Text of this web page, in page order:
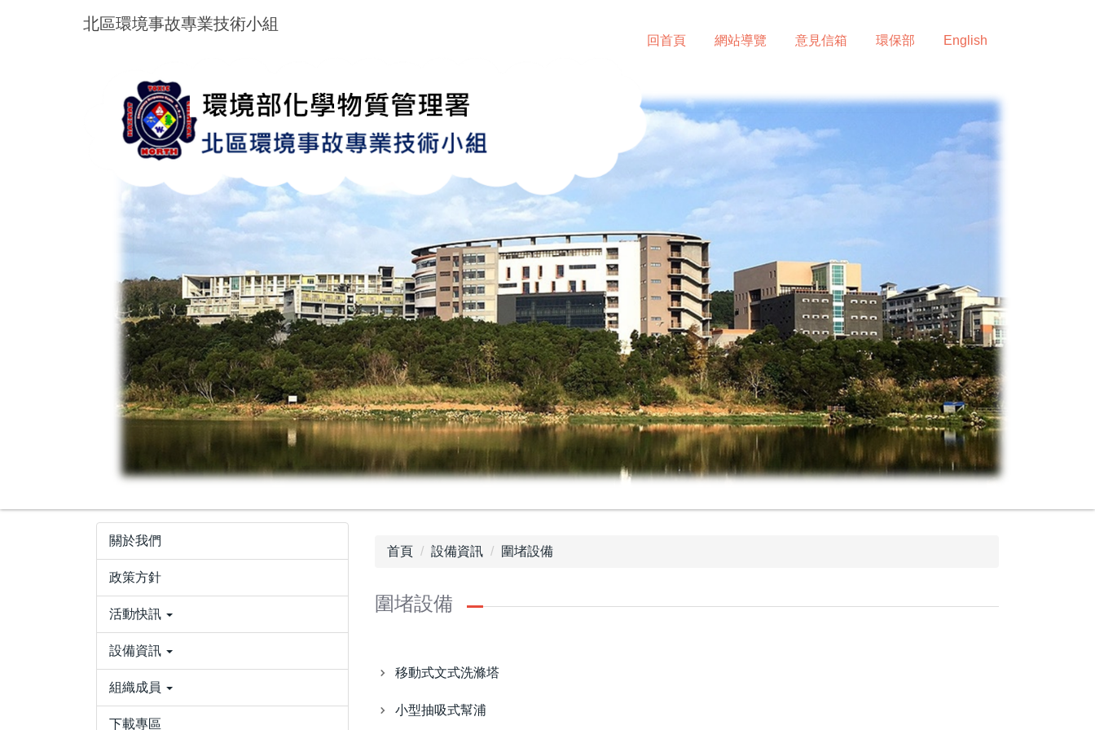
北區環境事故專業技術小組
回首頁 網站導覽 意見信箱 環保部 English
關於我們
政策方針
活動快訊
設備資訊
組織成員
下載專區
首頁 設備資訊 圍堵設備
圍堵設備
移動式文式洗滌塔
小型抽吸式幫浦